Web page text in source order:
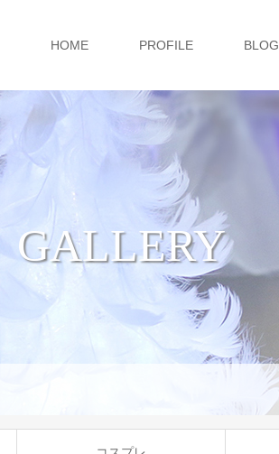
HOME PROFILE BLOG
GALLERY